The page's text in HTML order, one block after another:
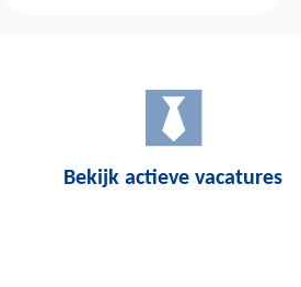
Bekijk actieve vacatures